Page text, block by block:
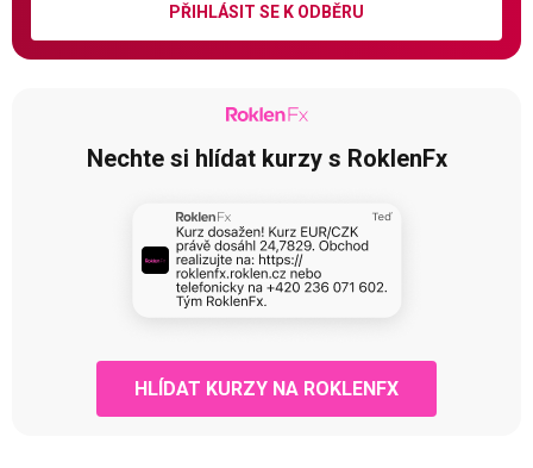
PŘIHLÁSIT SE K ODBĚRU
Nechte si hlídat kurzy s RoklenFx
HLÍDAT KURZY NA ROKLENFX